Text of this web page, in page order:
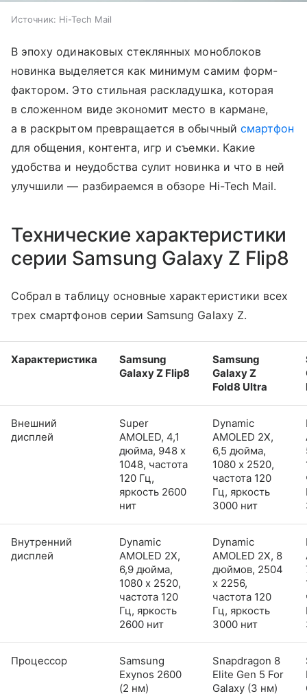
Источник: Hi-Tech Mail
В эпоху одинаковых стеклянных моноблоков
новинка выделяется как минимум самим форм-
фактором. Это стильная раскладушка, которая
в сложенном виде экономит место в кармане,
а в раскрытом превращается в обычный смартфон
для общения, контента, игр и съемки. Какие
удобства и неудобства сулит новинка и что в ней
улучшили — разбираемся в обзоре Hi-Tech Mail.
Технические характеристики
серии Samsung Galaxy Z Flip8
Собрал в таблицу основные характеристики всех
трех смартфонов серии Samsung Galaxy Z.
Характеристика
Samsung
Galaxy Z Flip8
Samsung
Galaxy Z
Fold8 Ultra
Внешний
дисплей
Super
AMOLED, 4,1
дюйма, 948 x
1048, частота
120 Гц,
яркость 2600
нит
Dynamic
AMOLED 2X,
6,5 дюйма,
1080 x 2520,
частота 120
Гц, яркость
3000 нит
Внутренний
дисплей
Dynamic
AMOLED 2X,
6,9 дюйма,
1080 x 2520,
частота 120
Гц, яркость
2600 нит
Dynamic
AMOLED 2X, 8
дюймов, 2504
x 2256,
частота 120
Гц, яркость
3000 нит
Процессор
Samsung
Exynos 2600
(2 нм)
Snapdragon 8
Elite Gen 5 For
Galaxy (3 нм)